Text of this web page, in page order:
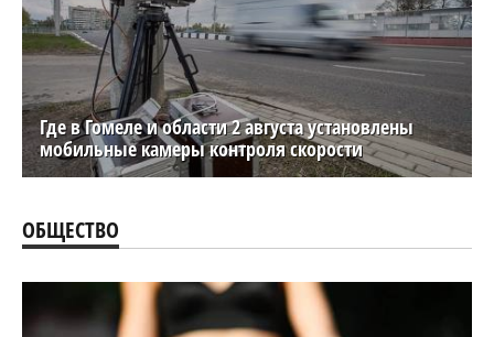
Где в Гомеле и области 2 августа установлены
мобильные камеры контроля скорости
ОБЩЕСТВО